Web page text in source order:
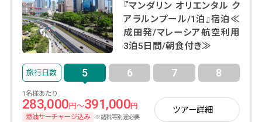
『マンダリン オリエンタル ク
アラルンプール/1泊』宿泊≪
成田発/マレーシア航空利用
3泊5日間/朝食付き≫
5 6 7 8
1名様あたり
283,000 円～391,000円
燃油サーチャージ込み ※諸税等別途必要
ツアー詳細